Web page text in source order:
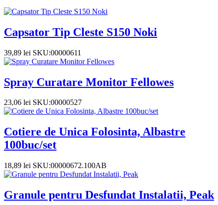
Capsator Tip Cleste S150 Noki
39,89 lei SKU:00000611
Spray Curatare Monitor Fellowes
23,06 lei SKU:00000527
Cotiere de Unica Folosinta, Albastre
100buc/set
18,89 lei SKU:00000672.100AB
Granule pentru Desfundat Instalatii, Peak